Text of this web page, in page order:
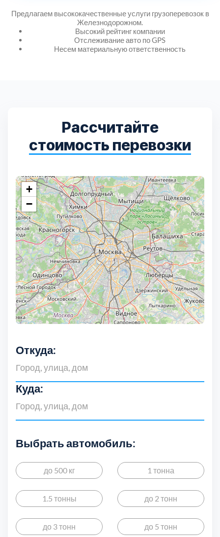
Предлагаем высококачественные услуги грузоперевозок в
Железнодорожном.
Высокий рейтинг компании
Отслеживание авто по GPS
Несем материальную ответственность
Рассчитайте
стоимость перевозки
+
−
Откуда:
Куда:
Выбрать автомобиль:
до 500 кг 1 тонна
1.5 тонны до 2 тонн
до 3 тонн до 5 тонн
Балашиха 5